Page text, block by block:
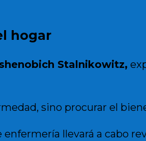
hogar
Stalnikowitz,
sino procurar el
llevará a cabo